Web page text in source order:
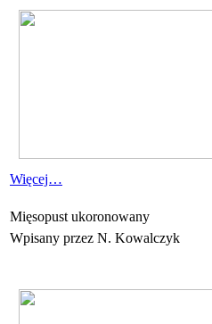
Więcej…
Mięsopust ukoronowany
Wpisany przez N. Kowalczyk